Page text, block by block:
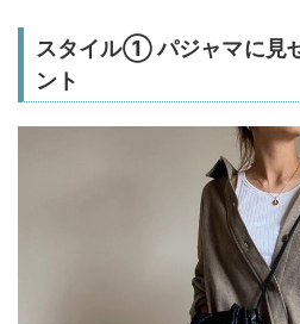
スタイル① パジャマに見
ント